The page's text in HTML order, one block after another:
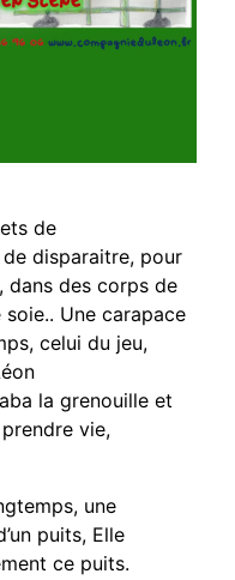
de
de disparaitre, pour
dans des corps de
Une carapace
celui du jeu,
la grenouille et
vie,
une
puits, Elle
ce puits.